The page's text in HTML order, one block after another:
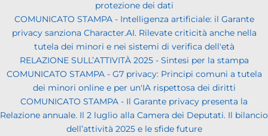
protezione dei dati
COMUNICATO STAMPA - Intelligenza artificiale: il Garante
privacy sanziona Character.AI. Rilevate criticità anche nella
tutela dei minori e nei sistemi di verifica dell'età
RELAZIONE SULL’ATTIVITÀ 2025 - Sintesi per la stampa
COMUNICATO STAMPA - G7 privacy: Principi comuni a tutela
dei minori online e per un'IA rispettosa dei diritti
COMUNICATO STAMPA - Il Garante privacy presenta la
Relazione annuale. Il 2 luglio alla Camera dei Deputati. Il bilancio
dell’attività 2025 e le sfide future